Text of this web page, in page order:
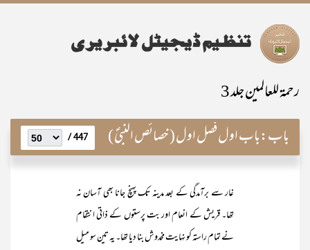
رحمۃ للعالمین جلد 3
باب:باب اول فصل اول ( خصائص النبیؐ ) 447 /
غار سے برآمدگی کے بعد مدینہ تک پہنچ جانا بھی آسان نہ
تھا۔ قریش کے انعام اور بت پرستوں کے ذاتی انتقام
نے تمام راستہ کو نہایت مخدوش بنا دیا تھا۔ یہ تین سو میل